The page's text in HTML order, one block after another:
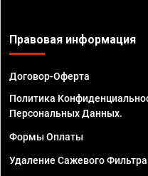
Правовая информация
Договор-Оферта
Политика
Персональных Данных.
Формы Оплаты
Удаление Сажевого